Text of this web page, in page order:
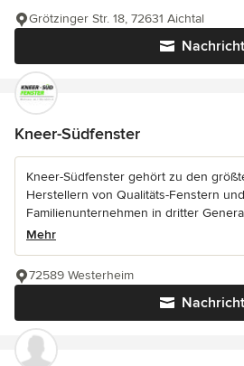
Nachricht
Grötzinger Str. 18, 72631 Aichtal
Kneer-Südfenster
Kneer-Südfenster gehört zu den
Herstellern von Qualitäts-Fenstern
Familienunternehmen in dritter
Mehr
Nachricht
72589 Westerheim